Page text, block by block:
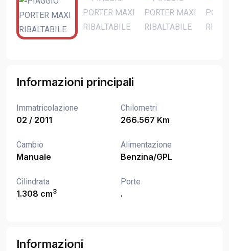
Informazioni principali
Immatricolazione
02 / 2011
Chilometri
266.567 Km
Cambio
Manuale
Alimentazione
Benzina/GPL
Cilindrata
1.308 cm3
Porte
.
Informazioni